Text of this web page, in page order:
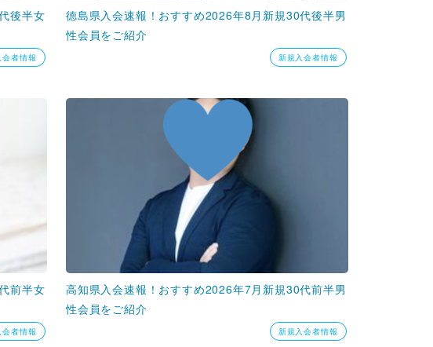
後半女
会者情報
徳島県入会速報！おすすめ2026年8月新規30代後半男
性会員をご紹介
新規入会者情報
前半女
会者情報
高知県入会速報！おすすめ2026年7月新規30代前半男
性会員をご紹介
新規入会者情報